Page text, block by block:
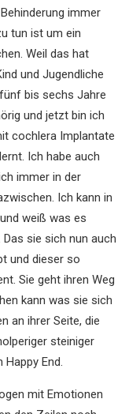
immer
tun ist um ein
Weil das hat
und Jugendliche
bis sechs Jahre
und jetzt bin ich
cochlera Implantate
Ich habe auch
immer in der
Ich kann in
weiß was es
sie sich nun auch
und dieser so
Sie geht ihren Weg
kann was sie sich
an ihrer Seite, die
steiniger
Happy End.
mit Emotionen